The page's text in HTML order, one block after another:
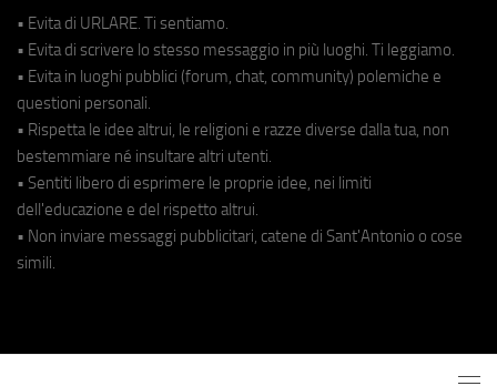
• Evita di URLARE. Ti sentiamo.
• Evita di scrivere lo stesso messaggio in più luoghi. Ti leggiamo.
• Evita in luoghi pubblici (forum, chat, community) polemiche e
questioni personali.
• Rispetta le idee altrui, le religioni e razze diverse dalla tua, non
bestemmiare né insultare altri utenti.
• Sentiti libero di esprimere le proprie idee, nei limiti
dell'educazione e del rispetto altrui.
• Non inviare messaggi pubblicitari, catene di Sant'Antonio o cose
simili.